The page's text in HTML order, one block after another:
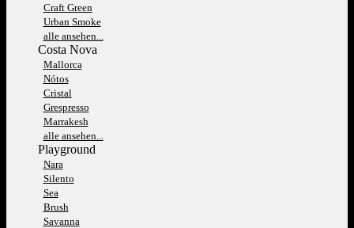
Craft Green
Urban Smoke
alle ansehen...
Costa Nova
Mallorca
Nótos
Cristal
Grespresso
Marrakesh
alle ansehen...
Playground
Nara
Silento
Sea
Brush
Savanna